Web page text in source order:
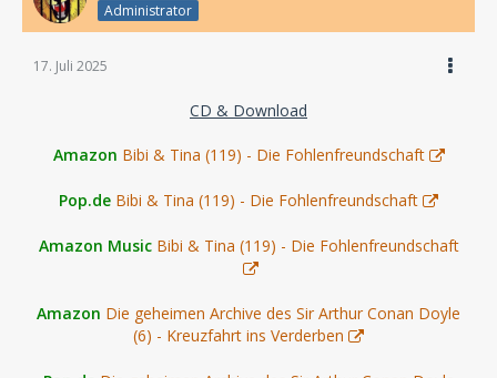
Administrator
17. Juli 2025
CD & Download
Amazon Bibi & Tina (119) - Die Fohlenfreundschaft
Pop.de Bibi & Tina (119) - Die Fohlenfreundschaft
Amazon Music Bibi & Tina (119) - Die Fohlenfreundschaft
Amazon Die geheimen Archive des Sir Arthur Conan Doyle
(6) - Kreuzfahrt ins Verderben